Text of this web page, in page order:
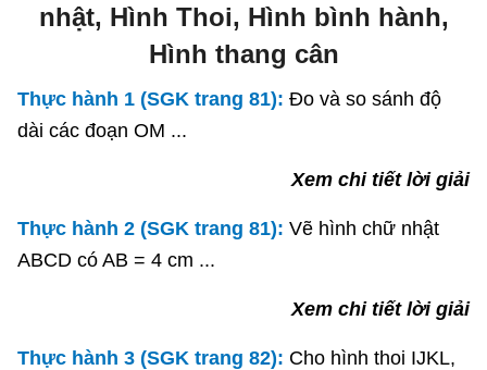
nhật, Hình Thoi, Hình bình hành,
Hình thang cân
Thực hành 1 (SGK trang 81): Đo và so sánh độ
dài các đoạn OM ...
Xem chi tiết lời giải
Thực hành 2 (SGK trang 81): Vẽ hình chữ nhật
ABCD có AB = 4 cm ...
Xem chi tiết lời giải
Thực hành 3 (SGK trang 82): Cho hình thoi IJKL,